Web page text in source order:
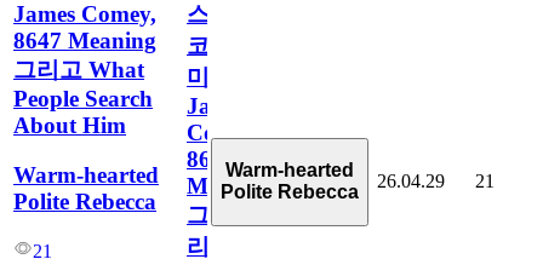
James Comey,
8647 Meaning
그리고 What
People Search
About Him
Warm-hearted
Polite Rebecca
21
스
코
미:
James
Comey,
8647
Meaning
그
리
Warm-hearted
Polite Rebecca
26.04.29 21